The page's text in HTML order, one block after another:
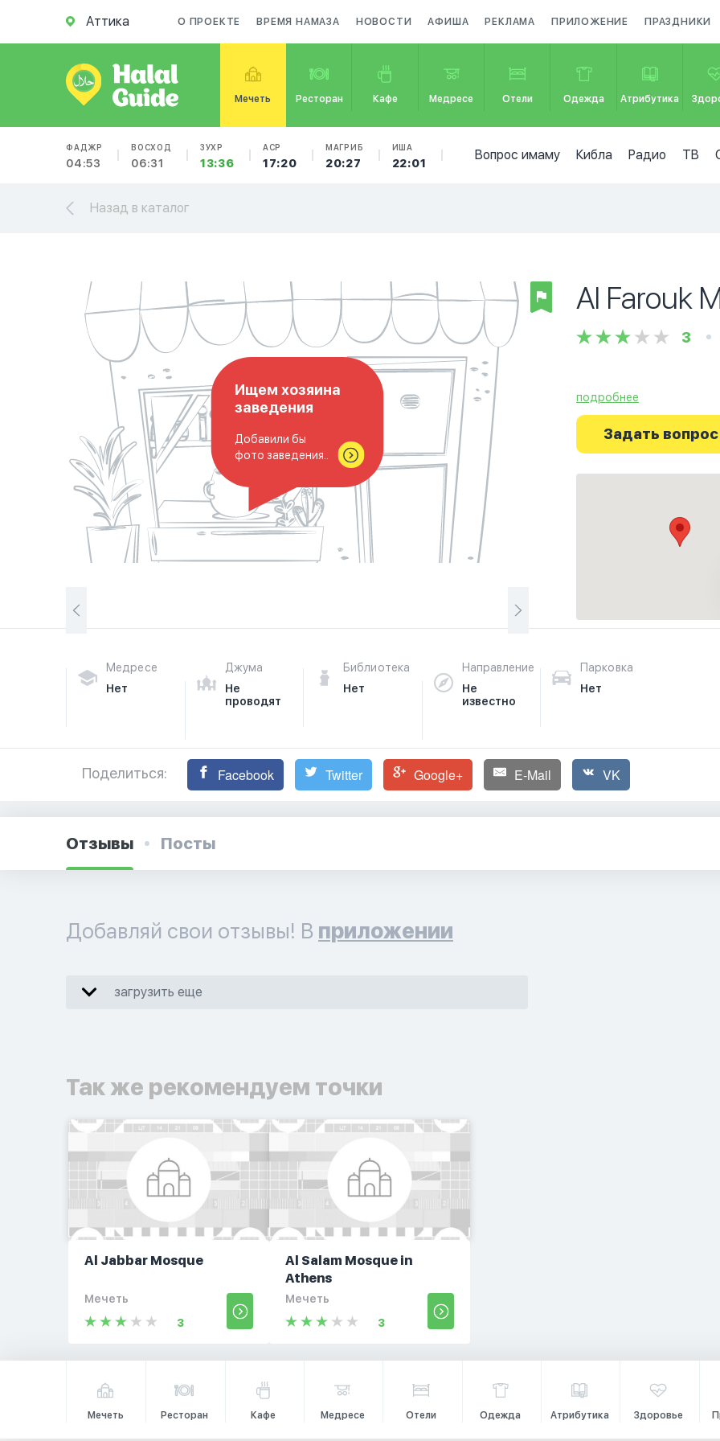
Аттика О ПРОЕКТЕ ВРЕМЯ НАМАЗА НОВОСТИ АФИША РЕКЛАМА ПРИЛОЖЕНИЕ ПРАЗДНИКИ
Мечеть Ресторан Кафе Медресе Отели Одежда Атрибутика
ФАДЖР
04:53
ВОСХОД
06:31
ЗУХР
13:36
АСР
17:20
МАГРИБ
20:27
ИША
22:01
Вопрос имаму Кибла Радио ТВ
Назад в каталог
Ищем хозяина
заведения
Добавили бы
фото заведения..
Al Farouk
3
Ознакомьтесь с
фотографиях и
начинается здесь.
подробнее
Задать
Медресе
Нет
Джума
Не
проводят
Библиотека
Нет
Направление
Не
известно
Парковка
Нет
Поделиться: Facebook Twitter Google+ E-Mail VK
Отзывы Посты
Добавляй свои отзывы! В приложении
загрузить еще
Так же рекомендуем точки
Al Jabbar Mosque
Мечеть
3
Al Salam Mosque in
Athens
Мечеть
3
Мечеть Ресторан Кафе Медресе Отели Одежда Атрибутика Здоровье